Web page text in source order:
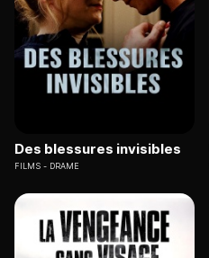
Des blessures invisibles
FILMS DRAME